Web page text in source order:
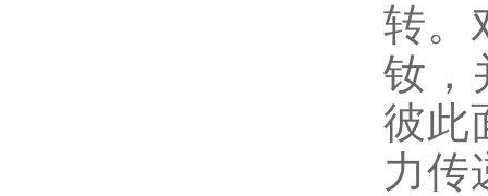
转。
钕，
彼此
力传